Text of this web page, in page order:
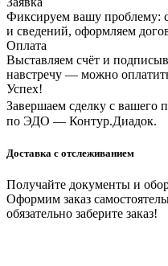
Фиксируем вашу проблему:
и сведений, оформляем
Оплата
Выставляем счёт и
навстречу — можно
Успех!
Завершаем сделку с вашего
по ЭДО — Контур.Диадок.
Доставка с отслеживанием
Получайте документы и
Оформим заказ
обязательно заберите заказ!